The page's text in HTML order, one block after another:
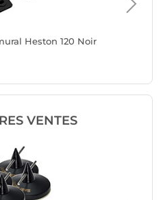
Heston 120 Noir
VENTES